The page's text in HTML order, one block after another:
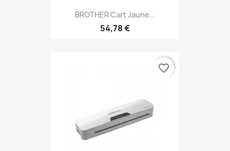
BROTHER Cart Jaune...
54,78 €
favorite_border